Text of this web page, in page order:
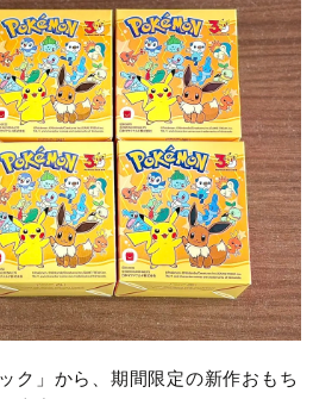
ク」から、期間限定の新作おもち